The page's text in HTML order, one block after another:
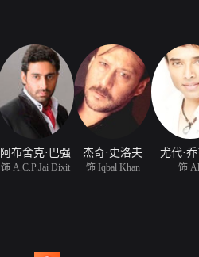
阿布舍克·巴强
饰 A.C.P.Jai Dixit
杰奇·史洛夫
饰 Iqbal Khan
尤代·
饰